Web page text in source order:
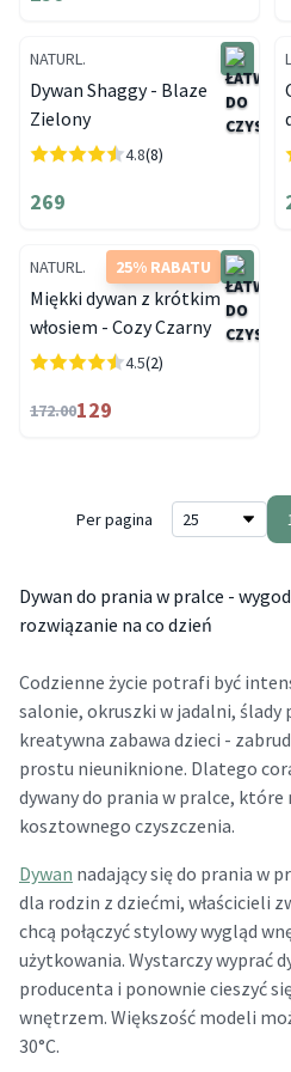
NATURL.
Dywan Shaggy - Blaze
Zielony
4.8(8)
269
25% RABATU
NATURL.
Miękki dywan z krótkim
włosiem - Cozy Czarny
4.5(2)
172.00129
Per pagina
Dywan do prania w pralce -
rozwiązanie na co dzień
Codzienne życie potrafi być
salonie, okruszki w jadalni, ślady
kreatywna zabawa dzieci -
prostu nieuniknione. Dlatego
dywany do prania w pralce, które
kosztownego czyszczenia.
Dywan nadający się do prania w
dla rodzin z dziećmi, właścicieli
chcą połączyć stylowy wygląd
użytkowania. Wystarczy wyprać
producenta i ponownie cieszyć
wnętrzem. Większość modeli
30°C.